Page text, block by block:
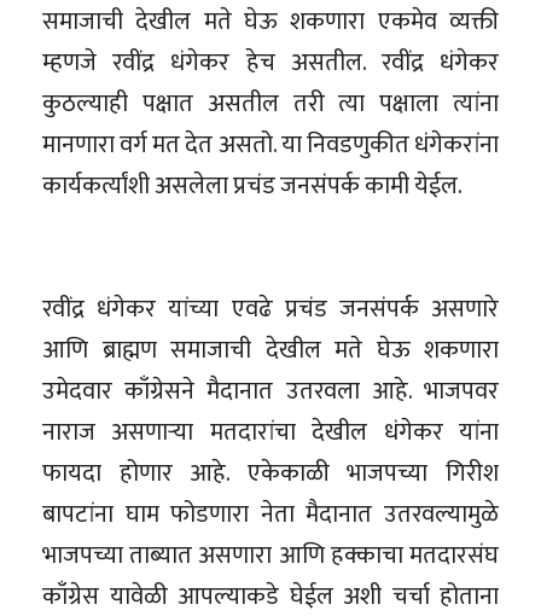
समाजाची देखील मते घेऊ शकणारा एकमेव व्यक्ती
म्हणजे रवींद्र धंगेकर हेच असतील. रवींद्र धंगेकर
कुठल्याही पक्षात असतील तरी त्या पक्षाला त्यांना
मानणारा वर्ग मत देत असतो. या निवडणुकीत धंगेकरांना
कार्यकर्त्यांशी असलेला प्रचंड जनसंपर्क कामी येईल.
रवींद्र धंगेकर यांच्या एवढे प्रचंड जनसंपर्क असणारे
आणि ब्राह्मण समाजाची देखील मते घेऊ शकणारा
उमेदवार काँग्रेसने मैदानात उतरवला आहे. भाजपवर
नाराज असणाऱ्या मतदारांचा देखील धंगेकर यांना
फायदा होणार आहे. एकेकाळी भाजपच्या गिरीश
बापटांना घाम फोडणारा नेता मैदानात उतरवल्यामुळे
भाजपच्या ताब्यात असणारा आणि हक्काचा मतदारसंघ
काँग्रेस यावेळी आपल्याकडे घेईल अशी चर्चा होताना